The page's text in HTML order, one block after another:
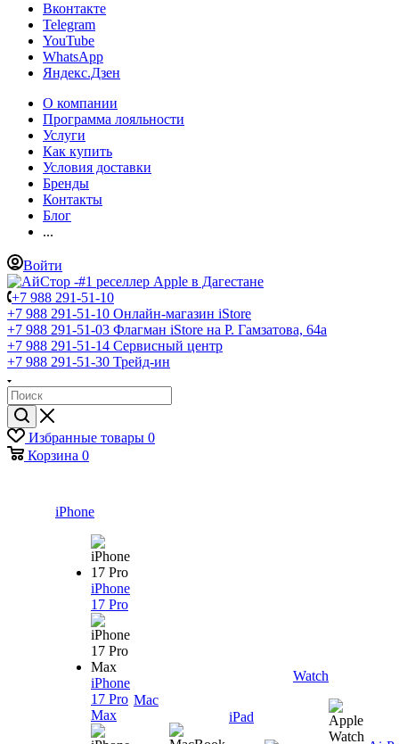
Вконтакте
Telegram
YouTube
WhatsApp
Яндекс.Дзен
О компании
Программа лояльности
Услуги
Как купить
Условия доставки
Бренды
Контакты
Блог
...
Войти
+7 988 291-51-10
+7 988 291-51-10 Онлайн-магазин iStore
+7 988 291-51-03 Флагман iStore на Р. Гамзатова, 64а
+7 988 291-51-14 Сервисный центр
+7 988 291-51-30 Трейд-ин
Избранные товары 0
Корзина 0
iPhone
iPhone
17 Pro
iPhone
17 Pro
Max
Mac
iPad
Watch